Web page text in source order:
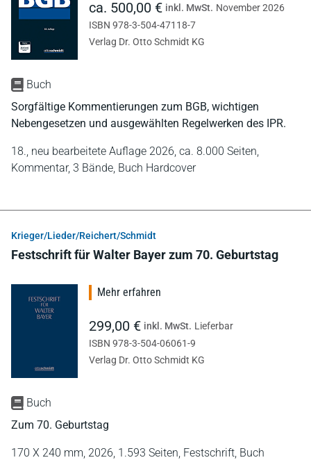
Buch
Sorgfältige Kommentierungen zum BGB, wichtigen
Nebengesetzen und ausgewählten Regelwerken des IPR.
18., neu bearbeitete Auflage 2026, ca. 8.000 Seiten,
Kommentar, 3 Bände, Buch Hardcover
ca. 500,00 € inkl. MwSt. November 2026
ISBN 978-3-504-47118-7
Verlag Dr. Otto Schmidt KG
Krieger/Lieder/Reichert/Schmidt
Festschrift für Walter Bayer zum 70. Geburtstag
Buch
Zum 70. Geburtstag
170 X 240 mm, 2026, 1.593 Seiten, Festschrift, Buch
Mehr erfahren
299,00 € inkl. MwSt. Lieferbar
ISBN 978-3-504-06061-9
Verlag Dr. Otto Schmidt KG